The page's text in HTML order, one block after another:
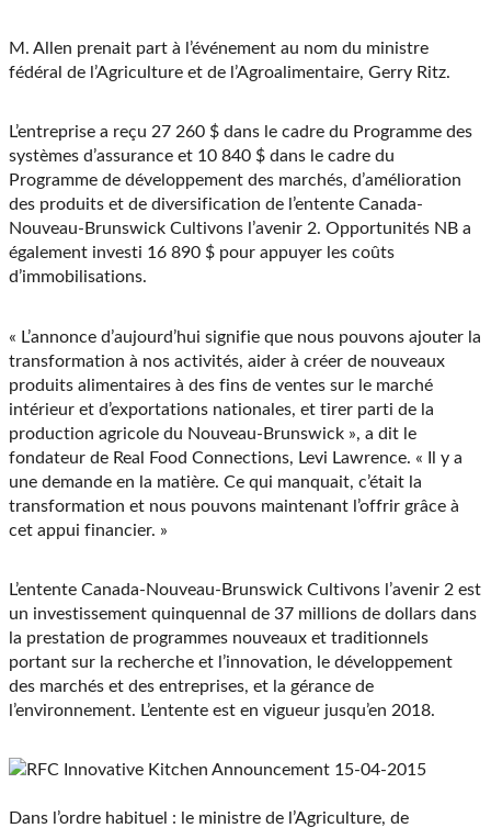
M. Allen prenait part à l’événement au nom du ministre
fédéral de l’Agriculture et de l’Agroalimentaire, Gerry Ritz.
L’entreprise a reçu 27 260 $ dans le cadre du Programme des
systèmes d’assurance et 10 840 $ dans le cadre du
Programme de développement des marchés, d’amélioration
des produits et de diversification de l’entente Canada-
Nouveau-Brunswick Cultivons l’avenir 2. Opportunités NB a
également investi 16 890 $ pour appuyer les coûts
d’immobilisations.
« L’annonce d’aujourd’hui signifie que nous pouvons ajouter la
transformation à nos activités, aider à créer de nouveaux
produits alimentaires à des fins de ventes sur le marché
intérieur et d’exportations nationales, et tirer parti de la
production agricole du Nouveau-Brunswick », a dit le
fondateur de Real Food Connections, Levi Lawrence. « Il y a
une demande en la matière. Ce qui manquait, c’était la
transformation et nous pouvons maintenant l’offrir grâce à
cet appui financier. »
L’entente Canada-Nouveau-Brunswick Cultivons l’avenir 2 est
un investissement quinquennal de 37 millions de dollars dans
la prestation de programmes nouveaux et traditionnels
portant sur la recherche et l’innovation, le développement
des marchés et des entreprises, et la gérance de
l’environnement. L’entente est en vigueur jusqu’en 2018.
Dans l’ordre habituel : le ministre de l’Agriculture, de